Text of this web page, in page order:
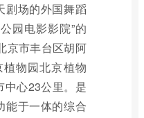
剧场的外国舞蹈
园电影影院”的
京市丰台区胡阿
物园北京植物
中心23公里。是
能于一体的综合